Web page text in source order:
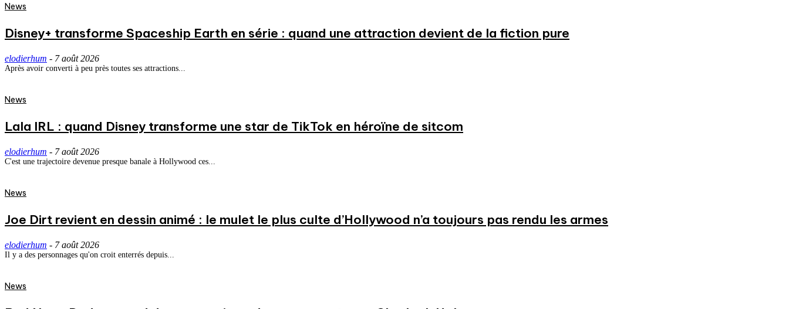
News
Disney+ transforme Spaceship Earth en série : quand une attraction devient de la fiction pure
elodierhum - 7 août 2026
Après avoir converti à peu près toutes ses attractions...
News
Lala IRL : quand Disney transforme une star de TikTok en héroïne de sitcom
elodierhum - 7 août 2026
C'est une trajectoire devenue presque banale à Hollywood ces...
News
Joe Dirt revient en dessin animé : le mulet le plus culte d’Hollywood n’a toujours pas rendu les armes
elodierhum - 7 août 2026
Il y a des personnages qu'on croit enterrés depuis...
News